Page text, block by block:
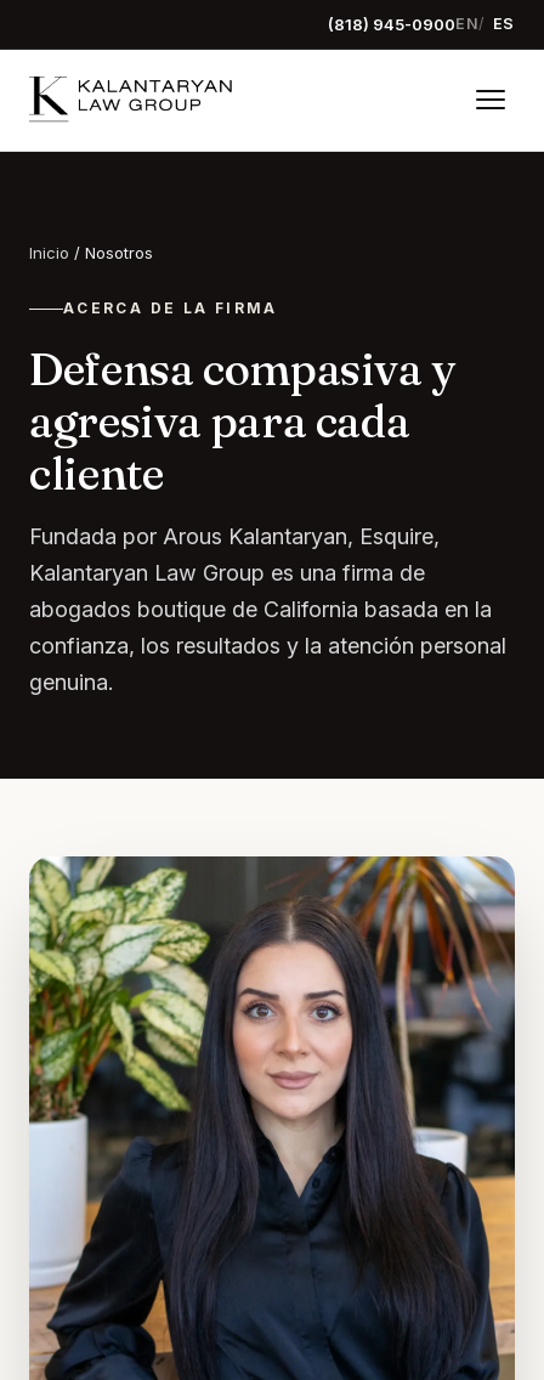
(818) 945-0900EN ES
Inicio / Nosotros
ACERCA DE LA FIRMA
Defensa compasiva y
agresiva para cada
cliente
Fundada por Arous Kalantaryan, Esquire,
Kalantaryan Law Group es una firma de
abogados boutique de California basada en la
confianza, los resultados y la atención personal
genuina.